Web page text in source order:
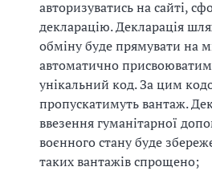
авторизуватись на сайті,
декларацію. Декларація
обміну буде прямувати на
автоматично
унікальний код. За цим
пропускатимуть вантаж.
ввезення гуманітарної
воєнного стану буде
таких вантажів спрощено;